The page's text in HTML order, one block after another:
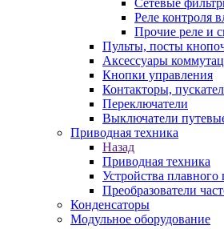
Сетевые
Реле контроля
Прочие реле и
Пульты, посты
Аксессуары
Кнопки управления
Контакторы,
Переключатели
Выключатели
Приводная техника
Назад
Приводная техника
Устройства плавного
Преобразователи
Конденсаторы
Модульное оборудование